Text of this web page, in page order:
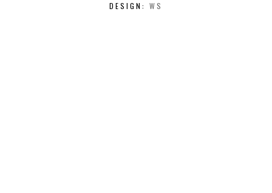
DESIGN: WS